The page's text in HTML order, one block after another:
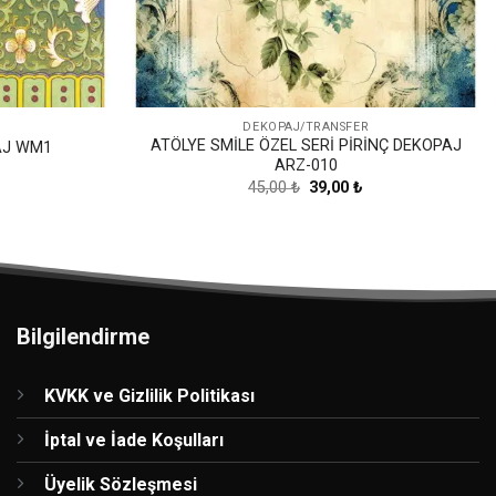
WM1
DEKOPAJ/TRANSFER
ATÖLYE SMİLE ÖZEL SERİ PİRİNÇ DEKOPAJ
ARZ-010
45,00₺ Orijinal
fiyat:
39,00₺
Bilgilendirme
KVKK ve Gizlilik Politikası
İptal ve İade Koşulları
Üyelik Sözleşmesi